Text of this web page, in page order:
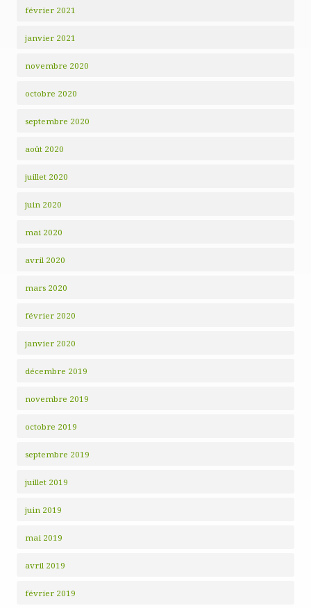
février 2021
janvier 2021
novembre 2020
octobre 2020
septembre 2020
août 2020
juillet 2020
juin 2020
mai 2020
avril 2020
mars 2020
février 2020
janvier 2020
décembre 2019
novembre 2019
octobre 2019
septembre 2019
juillet 2019
juin 2019
mai 2019
avril 2019
février 2019